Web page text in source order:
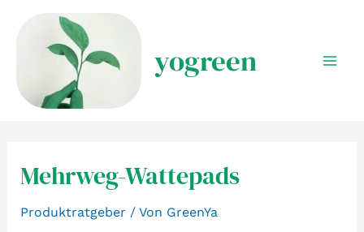
springen
yogreen
Mehrweg-Wattepads
Produktratgeber / Von GreenYa